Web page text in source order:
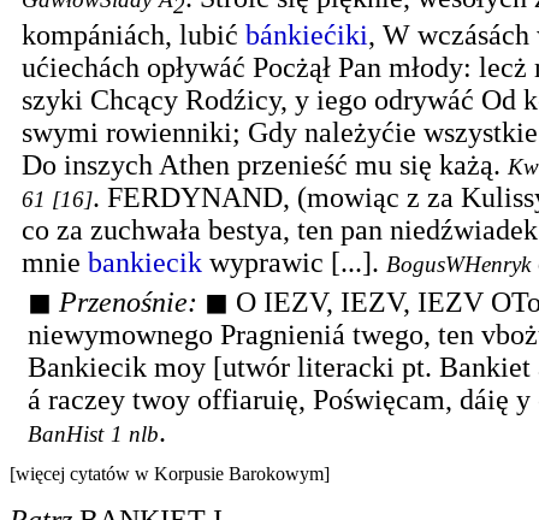
2
kompániách, lubić bánkiećiki, W
ućiechách opływáć Pocżął Pan młody:
szyki Chcący Rodźicy, y iego odrywáć Od
swymi rowienniki; Gdy należyćie
Do inszych Athen przenieść mu się każą.
61 [16]. FERDYNAND, (mowiąc z za
co za zuchwała bestya, ten pan
mnie bankiecik wyprawic [...]. BogusWHenryk
◼ Przenośnie: ◼ O IEZV, IEZV, IEZV
niewymownego Pragnieniá twego, ten
Bankiecik moy [utwór literacki pt. Bankiet
á raczey twoy offiaruię, Poświęcam, dáię
BanHist 1 nlb.
[więcej cytatów w Korpusie Barokowym]